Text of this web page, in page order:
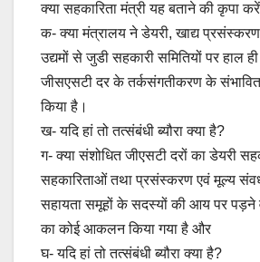
क्या सहकारिता मंत्री यह बताने की कृपा
क- क्या मंत्रालय ने डेयरी, खाद्य
उद्यमों से जुडी सहकारी समितियों पर हाल
जीसएसटी दर के तर्कसंगतीकरण के संभावित
किया है।
ख- यदि हां तो तत्संबंधी ब्यौरा क्या है?
ग- क्या संशोधित जीएसटी दरों का डेयरी
सहकारिताओं तथा प्रसंस्करण एवं मूल्य
सहायता समूहों के सदस्यों की आय पर पड़ने
का कोई आकलन किया गया है और
घ- यदि हां तो तत्संबंधी ब्यौरा क्या है?